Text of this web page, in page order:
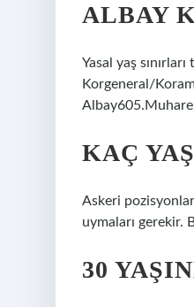
ALBAY
Yasal yaş
Korgeneral/
KAÇ
Askeri
uymaları gerekir.
30